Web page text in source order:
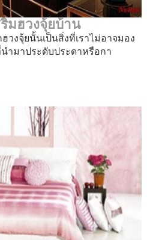
มฮวงจุ้ยบ้าน
งจุ้ยนั้นเป็นสิ่งที่เราไม่อาจมอง
ำมาประดับประดาหรือกา